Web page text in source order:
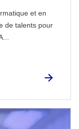
et en
de talents pour